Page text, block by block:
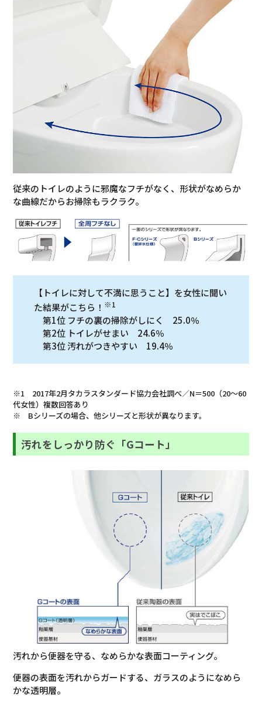
従来のトイレのように邪魔なフチがなく、形状がなめらか
な曲線だからお掃除もラクラク。
【トイレに対して不満に思うこと】を女性に聞い
た結果がこちら！ ※1
第1位 フチの裏の掃除がしにく 25.0％
第2位 トイレがせまい 24.6％
第3位 汚れがつきやすい 19.4％
※1 2017年2月タカラスタンダード協力会社調べ／N＝500（20～60
代女性）複数回答あり
※ Bシリーズの場合、他シリーズと形状が異なります。
汚れをしっかり防ぐ「Gコート」
汚れから便器を守る、なめらかな表面コーティング。
便器の表面を汚れからガードする、ガラスのようになめら
かな透明層。